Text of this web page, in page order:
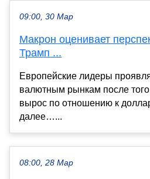
09:00, 30 Мар
Макрон оценивает
Трамп ...
Европейские лидеры
валютным рынкам после
вырос по отношению к
далее…...
08:00, 28 Мар